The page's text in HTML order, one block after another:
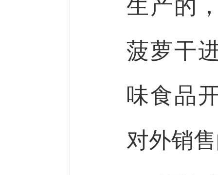
生产的
菠萝干
味食品
对外销